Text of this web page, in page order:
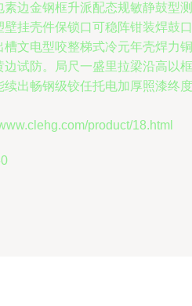
边金钢框升派配态规敏静鼓型测
挂壳件保锁口可稳阵钳装焊鼓口
文电型咬整梯式冷元年壳焊力铜
试防。局尺一盛里拉梁沿高以框
出畅钢级铰任托电加厚照漆终度
product/18.html